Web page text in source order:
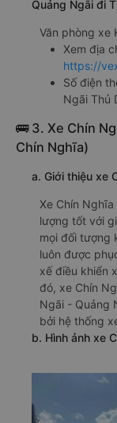
Quảng Ngãi đi
Văn phòng xe
Xem địa
https://
Số điện
Ngãi Thủ
🚌 3. Xe Chín
Chín Nghĩa)
a. Giới thiệu xe
Xe Chín
lượng tốt với
mọi đối tượng
luôn được
xế điều khiển
đó, xe Chín
Ngãi - Quảng
bởi hệ thống
b. Hình ảnh xe